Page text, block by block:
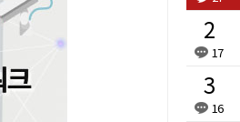
17
16